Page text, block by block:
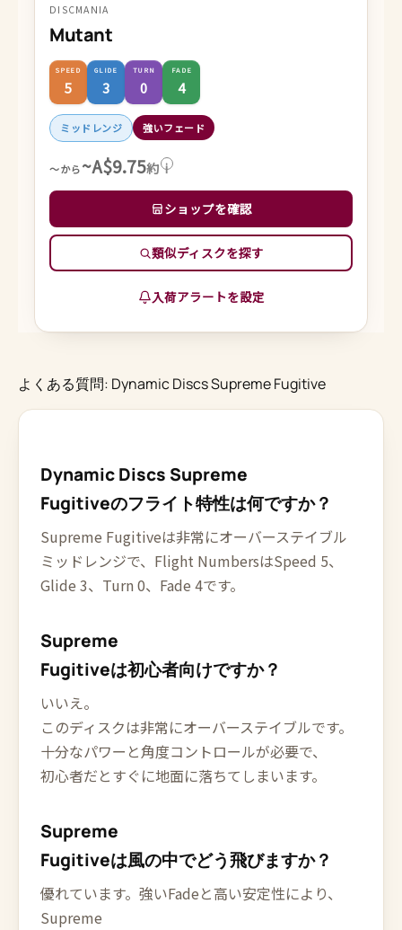
DISCMANIA
Mutant
SPEED
5
GLIDE
3
TURN
0
FADE
4
ミッドレンジ 強いフェード
～から~A$9.75約 i
ショップを確認
類似ディスクを探す
入荷アラートを設定
よくある質問: Dynamic Discs Supreme Fugitive
Dynamic Discs Supreme
Fugitiveのフライト特性は何ですか？
Supreme Fugitiveは非常にオーバーステイブル
ミッドレンジで、Flight NumbersはSpeed 5、
Glide 3、Turn 0、Fade 4です。
Supreme
Fugitiveは初心者向けですか？
いいえ。
このディスクは非常にオーバーステイブルです。
十分なパワーと角度コントロールが必要で、
初心者だとすぐに地面に落ちてしまいます。
Supreme
Fugitiveは風の中でどう飛びますか？
優れています。強いFadeと高い安定性により、
Supreme